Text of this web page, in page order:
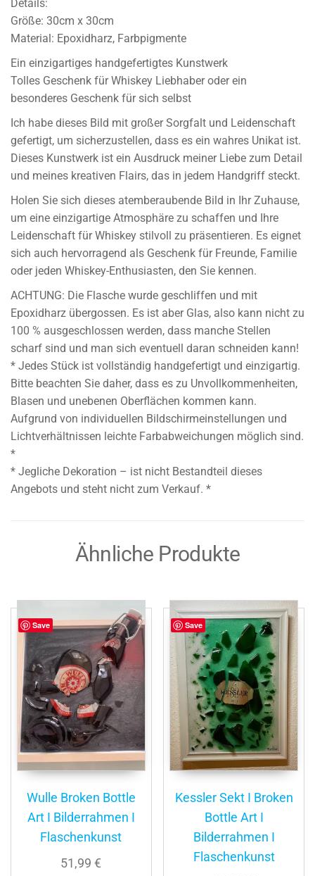
Details:
Größe: 30cm x 30cm
Material: Epoxidharz, Farbpigmente
Ein einzigartiges handgefertigtes Kunstwerk
Tolles Geschenk für Whiskey Liebhaber oder ein
besonderes Geschenk für sich selbst
Ich habe dieses Bild mit großer Sorgfalt und Leidenschaft
gefertigt, um sicherzustellen, dass es ein wahres Unikat ist.
Dieses Kunstwerk ist ein Ausdruck meiner Liebe zum Detail
und meines kreativen Flairs, das in jedem Handgriff steckt.
Holen Sie sich dieses atemberaubende Bild in Ihr Zuhause,
um eine einzigartige Atmosphäre zu schaffen und Ihre
Leidenschaft für Whiskey stilvoll zu präsentieren. Es eignet
sich auch hervorragend als Geschenk für Freunde, Familie
oder jeden Whiskey-Enthusiasten, den Sie kennen.
ACHTUNG: Die Flasche wurde geschliffen und mit
Epoxidharz übergossen. Es ist aber Glas, also kann nicht zu
100 % ausgeschlossen werden, dass manche Stellen
scharf sind und man sich eventuell daran schneiden kann!
* Jedes Stück ist vollständig handgefertigt und einzigartig.
Bitte beachten Sie daher, dass es zu Unvollkommenheiten,
Blasen und unebenen Oberflächen kommen kann.
Aufgrund von individuellen Bildschirmeinstellungen und
Lichtverhältnissen leichte Farbabweichungen möglich sind.
*
* Jegliche Dekoration – ist nicht Bestandteil dieses
Angebots und steht nicht zum Verkauf. *
Ähnliche Produkte
Save
Wulle Broken Bottle
Art I Bilderrahmen I
Flaschenkunst
51,99€
Save
Kessler Sekt I Broken
Bottle Art I
Bilderrahmen I
Flaschenkunst